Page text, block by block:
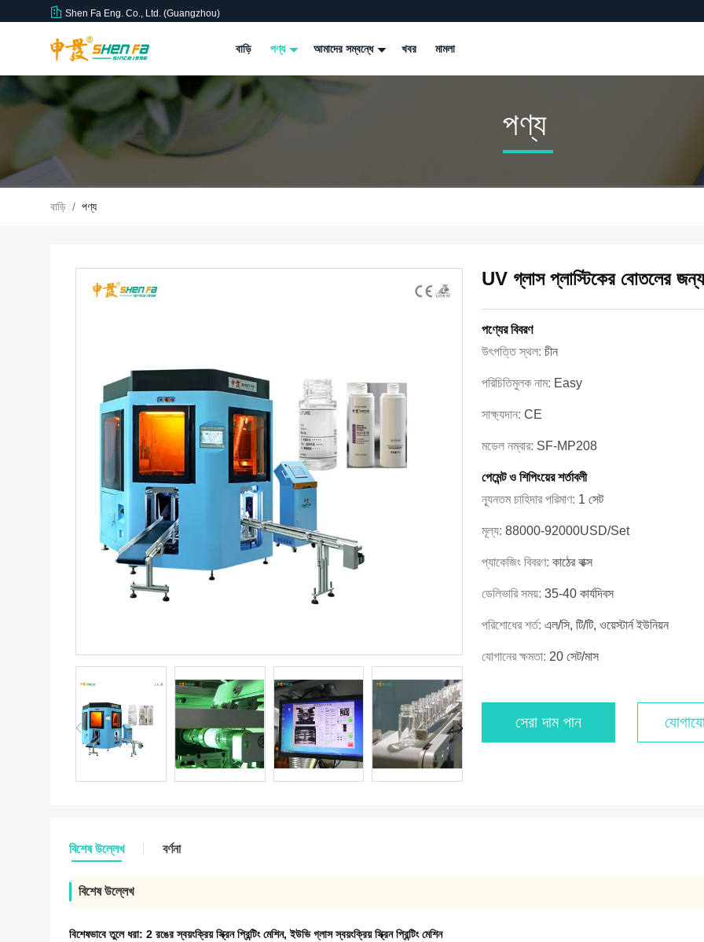
Shen Fa Eng. Co., Ltd. (Guangzhou)
বাড়ি পণ্য আমাদের সম্বন্ধে খবর মামলা
পণ্য
বাড়ি / পণ্য
UV গ্লাস প্লাস্টিকের বোতলের জন্য
পণ্যের বিবরণ
উৎপত্তি স্থল: চীন
পরিচিতিমুলক নাম: Easy
সাক্ষ্যদান: CE
মডেল নম্বার: SF-MP208
পেমেন্ট ও শিপিংয়ের শর্তাবলী
ন্যূনতম চাহিদার পরিমাণ: 1 সেট
মূল্য: 88000-92000USD/Set
প্যাকেজিং বিবরণ: কাঠের বাক্স
ডেলিভারি সময়: 35-40 কার্যদিবস
পরিশোধের শর্ত: এল/সি, টি/টি, ওয়েস্টার্ন ইউনিয়ন
যোগানের ক্ষমতা: 20 সেট/মাস
সেরা দাম পান
বিশেষ উল্লেখ বর্ণনা
বিশেষ উল্লেখ
বিশেষভাবে তুলে ধরা: 2 রঙের স্বয়ংক্রিয় স্ক্রিন প্রিন্টিং মেশিন,ইউভি গ্লাস স্বয়ংক্রিয় স্ক্রিন প্রিন্টিং মেশিন